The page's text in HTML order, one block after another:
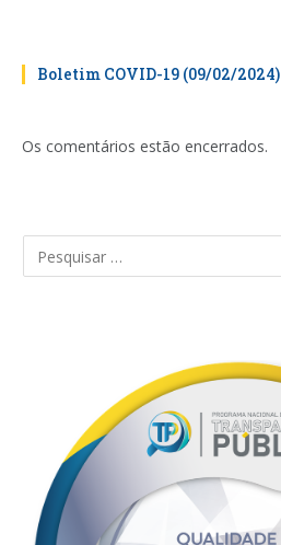
Boletim COVID-19 (09/02/2024)
Os comentários estão encerrados.